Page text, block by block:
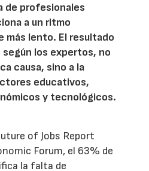
de profesionales
a un ritmo
más lento. El resultado
según los expertos, no
causa, sino a la
educativos,
y tecnológicos.
of Jobs Report
Forum, el 63% de
la falta de